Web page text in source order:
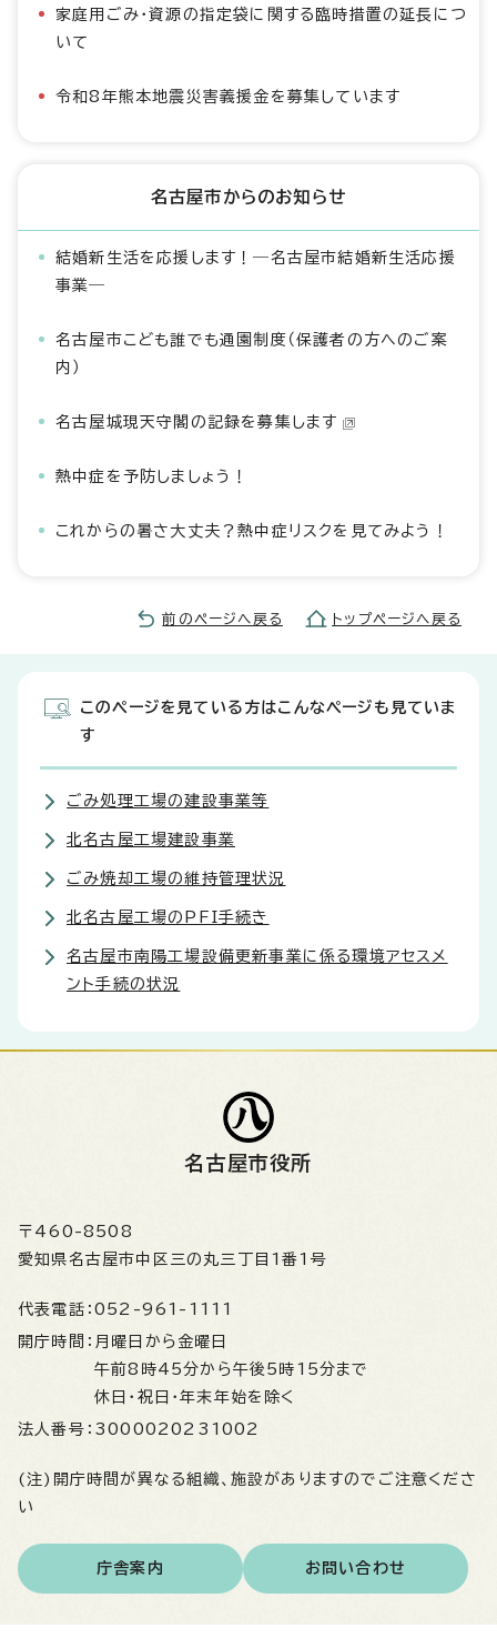
家庭用ごみ・資源の指定袋に関する臨時措置の延長につ
いて
令和8年熊本地震災害義援金を募集しています
名古屋市からのお知らせ
結婚新生活を応援します！―名古屋市結婚新生活応援
事業―
名古屋市こども誰でも通園制度（保護者の方へのご案
内）
名古屋城現天守閣の記録を募集します
熱中症を予防しましょう！
これからの暑さ大丈夫？熱中症リスクを見てみよう！
前のページへ戻る トップページへ戻る
このページを見ている方はこんなページも見ていま
す
ごみ処理工場の建設事業等
北名古屋工場建設事業
ごみ焼却工場の維持管理状況
北名古屋工場のPFI手続き
名古屋市南陽工場設備更新事業に係る環境アセスメ
ント手続の状況
名古屋市役所
〒460-8508
愛知県名古屋市中区三の丸三丁目1番1号
代表電話： 052-961-1111
開庁時間： 月曜日から金曜日
午前8時45分から午後5時15分まで
休日・祝日・年末年始を除く
法人番号： 3000020231002
(注)開庁時間が異なる組織、施設がありますのでご注意くださ
い
庁舎案内 お問い合わせ